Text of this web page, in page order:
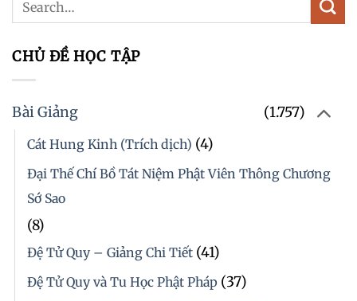
CHỦ ĐỀ HỌC TẬP
Bài Giảng (1.757)
Cát Hung Kinh (Trích dịch) (4)
Đại Thế Chí Bồ Tát Niệm Phật Viên Thông Chương
Sớ Sao
(8)
Đệ Tử Quy – Giảng Chi Tiết (41)
Đệ Tử Quy và Tu Học Phật Pháp (37)